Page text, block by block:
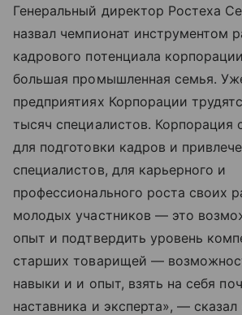
Генеральный директор Ростеха
назвал чемпионат инструментом
кадрового потенциала
большая промышленная семья.
предприятиях Корпорации
тысяч специалистов. Корпорация
для подготовки кадров и
специалистов, для карьерного и
профессионального роста своих
молодых участников — это
опыт и подтвердить уровень
старших товарищей —
навыки и и опыт, взять на себя
наставника и эксперта», — сказал